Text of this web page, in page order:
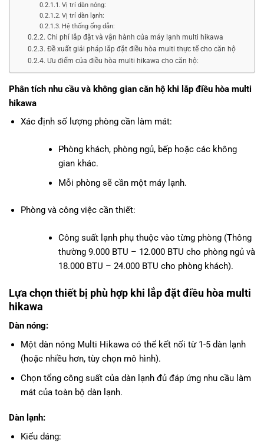
Vị trí dàn nóng:
Vị trí dàn lạnh:
Hệ thống ống dẫn:
Chi phí lắp đặt và vận hành của máy lạnh multi hikawa
Đề xuất giải pháp lắp đặt điều hòa multi thực tế cho căn hộ
Ưu điểm của điều hòa multi hikawa cho căn hộ:
Phân tích nhu cầu và không gian căn hộ khi lắp điều hòa multi
hikawa
Xác định số lượng phòng cần làm mát:
Phòng khách, phòng ngủ, bếp hoặc các không
gian khác.
Mỗi phòng sẽ cần một máy lạnh.
Phòng và công việc cần thiết:
Công suất lạnh phụ thuộc vào từng phòng (Thông
thường 9.000 BTU – 12.000 BTU cho phòng ngủ và
18.000 BTU – 24.000 BTU cho phòng khách).
Lựa chọn thiết bị phù hợp khi lắp đặt điều hòa multi
hikawa
Dàn nóng:
Một dàn nóng Multi Hikawa có thể kết nối từ 1-5 dàn lạnh
(hoặc nhiều hơn, tùy chọn mô hình).
Chọn tổng công suất của dàn lạnh đủ đáp ứng nhu cầu làm
mát của toàn bộ dàn lạnh.
Dàn lạnh:
Kiểu dáng: